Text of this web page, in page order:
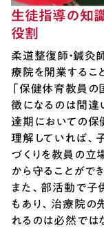
生徒指導の知
役割
柔道整復師・鍼灸
療院を開業するこ
「保健体育教員
徴になるのは間違
達期においての
理解していれば、
づくりを教員の立
から守ることがで
また、部活動で
もあり、治療院
れるのは必然では